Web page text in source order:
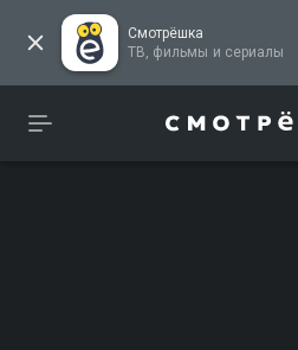
Смотрёшка
ТВ, фильмы и сериалы